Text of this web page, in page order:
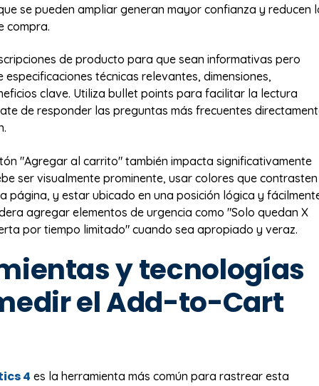
se pueden ampliar generan mayor confianza y reducen
compra.
de producto para que sean informativas pero
especificaciones técnicas relevantes, dimensiones,
clave. Utiliza bullet points para facilitar la lectura
de responder las preguntas más frecuentes
"Agregar al carrito" también impacta significativamente
ser visualmente prominente, usar colores que contrasten
página, y estar ubicado en una posición lógica y
agregar elementos de urgencia como "Solo quedan X
por tiempo limitado" cuando sea apropiado y veraz.
y tecnologías
el Add-to-Cart
4 es la herramienta más común para rastrear esta